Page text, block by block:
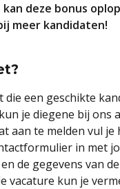
kan deze bonus
meer kandidaten!
die een geschikte
kun je diegene bij ons
aan te melden vul je
in met
de gegevens van
vacature kun je